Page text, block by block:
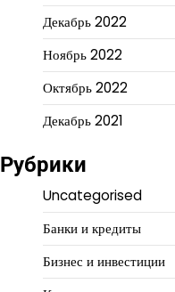
Декабрь 2022
Ноябрь 2022
Октябрь 2022
Декабрь 2021
Рубрики
Uncategorised
Банки и кредиты
Бизнес и инвестиции